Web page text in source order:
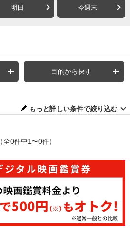
明日 今週末
目的から探す
もっと詳しい条件で絞り込む
（全0件中1〜0件）